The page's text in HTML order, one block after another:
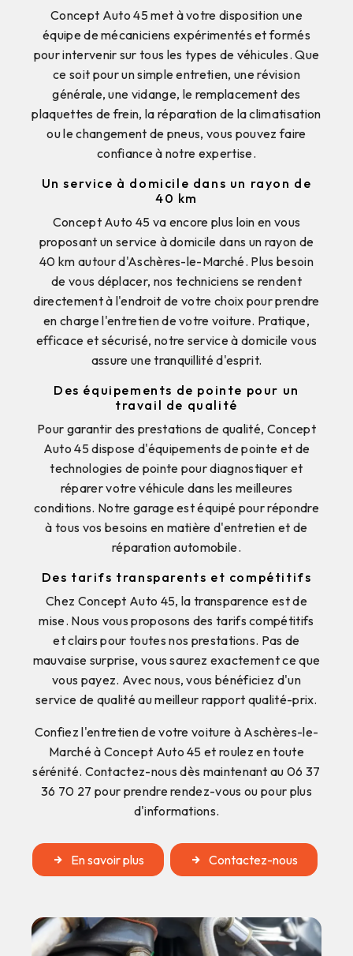
Concept Auto 45 met à votre disposition une
équipe de mécaniciens expérimentés et formés
pour intervenir sur tous les types de véhicules. Que
ce soit pour un simple entretien, une révision
générale, une vidange, le remplacement des
plaquettes de frein, la réparation de la climatisation
ou le changement de pneus, vous pouvez faire
confiance à notre expertise.
Un service à domicile dans un rayon de
40 km
Concept Auto 45 va encore plus loin en vous
proposant un service à domicile dans un rayon de
40 km autour d'Aschères-le-Marché. Plus besoin
de vous déplacer, nos techniciens se rendent
directement à l'endroit de votre choix pour prendre
en charge l'entretien de votre voiture. Pratique,
efficace et sécurisé, notre service à domicile vous
assure une tranquillité d'esprit.
Des équipements de pointe pour un
travail de qualité
Pour garantir des prestations de qualité, Concept
Auto 45 dispose d'équipements de pointe et de
technologies de pointe pour diagnostiquer et
réparer votre véhicule dans les meilleures
conditions. Notre garage est équipé pour répondre
à tous vos besoins en matière d'entretien et de
réparation automobile.
Des tarifs transparents et compétitifs
Chez Concept Auto 45, la transparence est de
mise. Nous vous proposons des tarifs compétitifs
et clairs pour toutes nos prestations. Pas de
mauvaise surprise, vous saurez exactement ce que
vous payez. Avec nous, vous bénéficiez d'un
service de qualité au meilleur rapport qualité-prix.
Confiez l'entretien de votre voiture à Aschères-le-
Marché à Concept Auto 45 et roulez en toute
sérénité. Contactez-nous dès maintenant au 06 37
36 70 27 pour prendre rendez-vous ou pour plus
d'informations.
En savoir plus Contactez-nous